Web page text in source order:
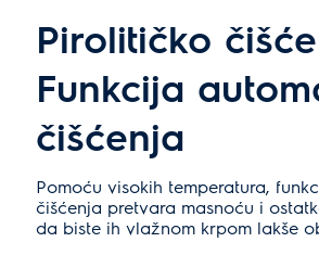
Pirolitičko
Funkcija
čišćenja
Pomoću visokih temperatura,
čišćenja pretvara masnoću i
da biste ih vlažnom krpom lakše